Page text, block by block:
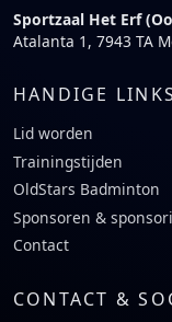
Sportzaal Het Erf
Atalanta 1, 7943 TA
HANDIGE LINKS
Lid worden
Trainingstijden
OldStars Badminton
Sponsoren &
Contact
CONTACT &